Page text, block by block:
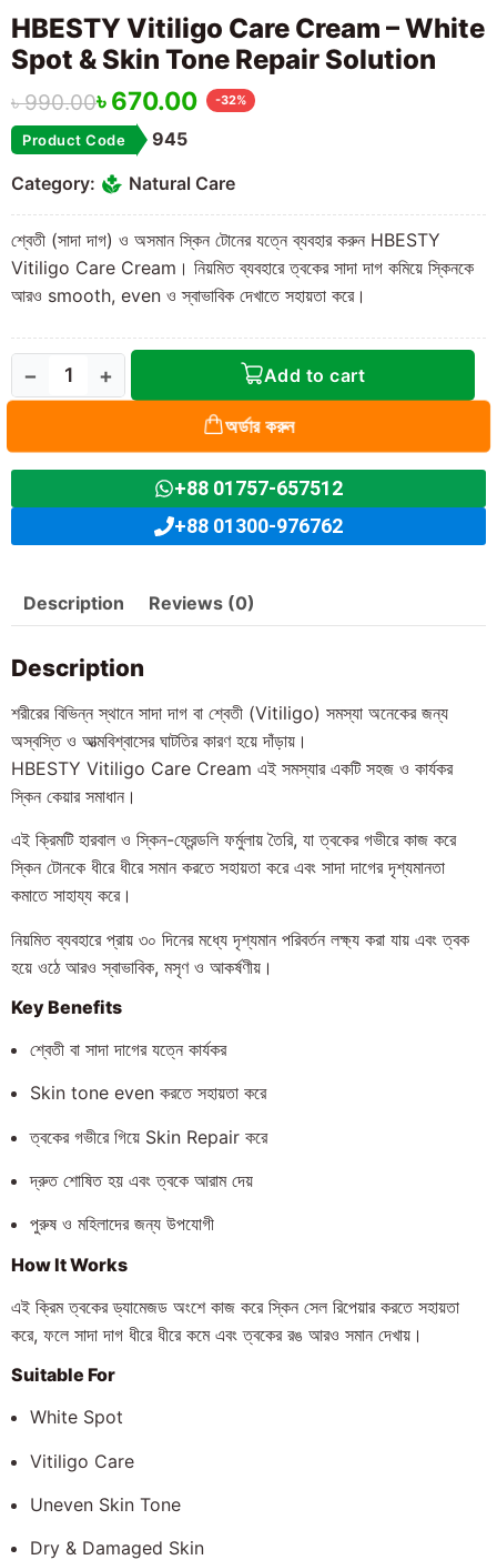
HBESTY Vitiligo Care Cream – White
Spot & Skin Tone Repair Solution
৳990.00৳670.00 -32%
Product Code 945
Category: Natural Care
শ্বেতী (সাদা দাগ) ও অসমান স্কিন টোনের যত্নে ব্যবহার করুন HBESTY
Vitiligo Care Cream। নিয়মিত ব্যবহারে ত্বকের সাদা দাগ কমিয়ে স্কিনকে
আরও smooth, even ও স্বাভাবিক দেখাতে সহায়তা করে।
− + Add to cart
অর্ডার করুন
+88 01757-657512
+88 01300-976762
Description Reviews (0)
Description
শরীরের বিভিন্ন স্থানে সাদা দাগ বা শ্বেতী (Vitiligo) সমস্যা অনেকের জন্য
অস্বস্তি ও আত্মবিশ্বাসের ঘাটতির কারণ হয়ে দাঁড়ায়।
HBESTY Vitiligo Care Cream এই সমস্যার একটি সহজ ও কার্যকর
স্কিন কেয়ার সমাধান।
এই ক্রিমটি হারবাল ও স্কিন-ফ্রেন্ডলি ফর্মুলায় তৈরি, যা ত্বকের গভীরে কাজ করে
স্কিন টোনকে ধীরে ধীরে সমান করতে সহায়তা করে এবং সাদা দাগের দৃশ্যমানতা
কমাতে সাহায্য করে।
নিয়মিত ব্যবহারে প্রায় ৩০ দিনের মধ্যে দৃশ্যমান পরিবর্তন লক্ষ্য করা যায় এবং ত্বক
হয়ে ওঠে আরও স্বাভাবিক, মসৃণ ও আকর্ষণীয়।
Key Benefits
শ্বেতী বা সাদা দাগের যত্নে কার্যকর
Skin tone even করতে সহায়তা করে
ত্বকের গভীরে গিয়ে Skin Repair করে
দ্রুত শোষিত হয় এবং ত্বকে আরাম দেয়
পুরুষ ও মহিলাদের জন্য উপযোগী
How It Works
এই ক্রিম ত্বকের ড্যামেজড অংশে কাজ করে স্কিন সেল রিপেয়ার করতে সহায়তা
করে, ফলে সাদা দাগ ধীরে ধীরে কমে এবং ত্বকের রঙ আরও সমান দেখায়।
Suitable For
White Spot
Vitiligo Care
Uneven Skin Tone
Dry & Damaged Skin